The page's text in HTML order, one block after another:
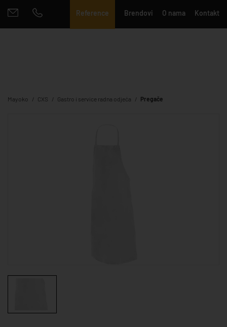
Reference Brendovi O nama Kontakt
Mayoko CXS Gastro i service radna odjeća Pregače